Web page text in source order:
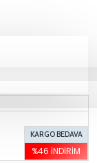
KARGO BEDAVA
%46 İNDIRIM